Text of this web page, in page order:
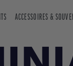
ACCESSOIRES &